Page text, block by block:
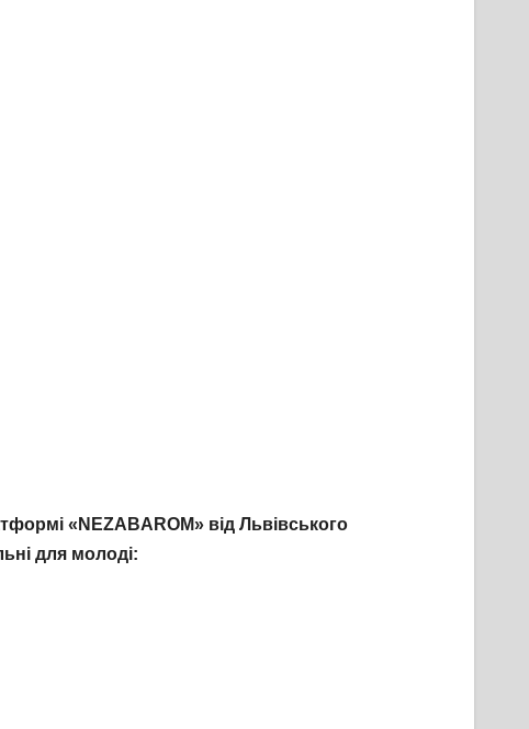
«NЕZABAROM» від Львівського
для молоді: